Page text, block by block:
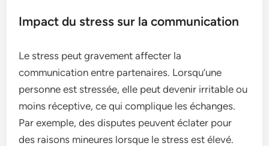
Impact du stress sur la communication
Le stress peut gravement affecter la
communication entre partenaires. Lorsqu’une
personne est stressée, elle peut devenir irritable ou
moins réceptive, ce qui complique les échanges.
Par exemple, des disputes peuvent éclater pour
des raisons mineures lorsque le stress est élevé.